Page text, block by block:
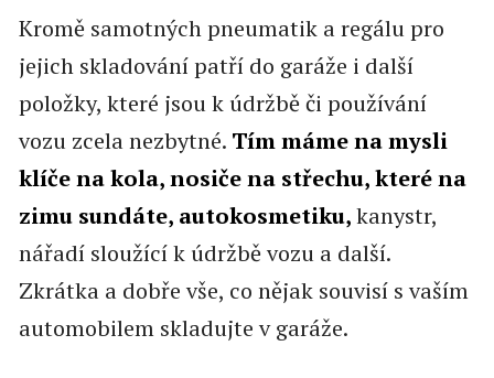
Kromě samotných pneumatik a regálu pro
jejich skladování patří do garáže i další
položky, které jsou k údržbě či používání
vozu zcela nezbytné. Tím máme na mysli
klíče na kola, nosiče na střechu, které na
zimu sundáte, autokosmetiku,kanystr,
nářadí sloužící k údržbě vozu a další.
Zkrátka a dobře vše, co nějak souvisí s vaším
automobilem skladujte v garáže.